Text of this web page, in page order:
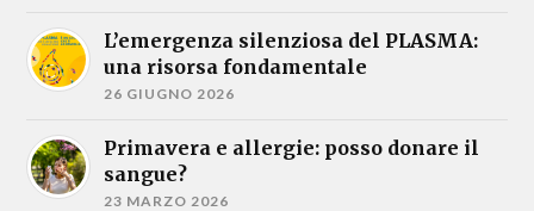
L’emergenza silenziosa del PLASMA:
una risorsa fondamentale
26 GIUGNO 2026
Primavera e allergie: posso donare il
sangue?
23 MARZO 2026